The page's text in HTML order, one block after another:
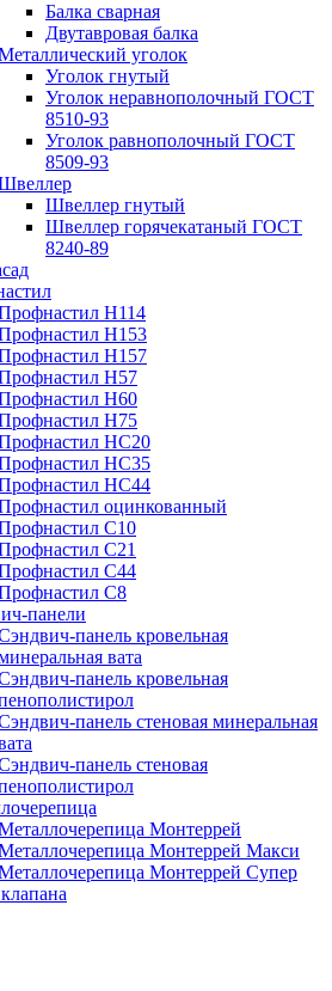
Балка сварная
Двутавровая балка
уголок
Уголок гнутый
Уголок неравнополочный ГОСТ
8510-93
Уголок равнополочный ГОСТ
8509-93
Швеллер гнутый
Швеллер горячекатаный ГОСТ
8240-89
Н114
Н153
Н157
Н57
Н60
Н75
НС20
НС35
НС44
оцинкованный
С10
С21
С44
С8
панели
панель кровельная
вата
панель кровельная
панель стеновая минеральная
панель стеновая
Монтеррей
Монтеррей Макси
Монтеррей Супер